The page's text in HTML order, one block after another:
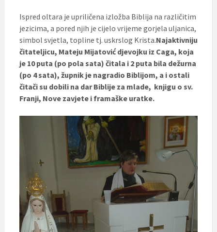
Ispred oltara je upriličena izložba Biblija na različitim
jezicima, a pored njih je cijelo vrijeme gorjela uljanica,
simbol svjetla, topline tj. uskrslog Krista.Najaktivniju
čitateljicu, Mateju Mijatović djevojku iz Caga, koja
je 10 puta (po pola sata) čitala i 2 puta bila dežurna
(po 4 sata), župnik je nagradio Biblijom, a i ostali
čitači su dobili na dar Biblije za mlade, knjigu o sv.
Franji, Nove zavjete i framaške uratke.